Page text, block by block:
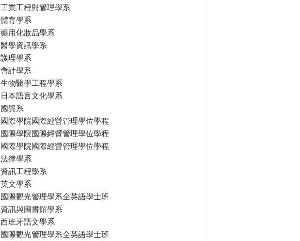
工業工程與管理學系
體育學系
藥用化妝品學系
醫學資訊學系
護理學系
會計學系
生物醫學工程學系
日本語言文化學系
國貿系
國際學院國際經營管理學位學程
國際學院國際經營管理學位學程
國際學院國際經營管理學位學程
法律學系
資訊工程學系
英文學系
國際觀光管理學系全英語學士班
資訊與圖書館學系
西班牙語文學系
國際觀光管理學系全英語學士班